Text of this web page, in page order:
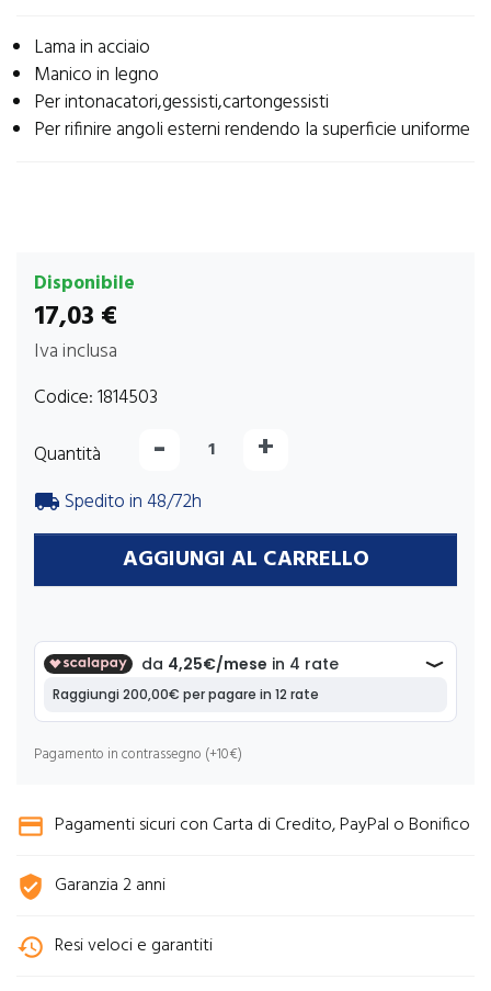
Lama in acciaio
Manico in legno
Per intonacatori,gessisti,cartongessisti
Per rifinire angoli esterni rendendo la superficie uniforme
Disponibile
17,03 €
Iva inclusa
Codice:1814503
Quantità
- +
local_shipping Spedito in 48/72h
AGGIUNGI AL CARRELLO
Pagamento in contrassegno (+10€)
credit_card Pagamenti sicuri con Carta di Credito, PayPal o Bonifico
verified_user Garanzia 2 anni
history Resi veloci e garantiti